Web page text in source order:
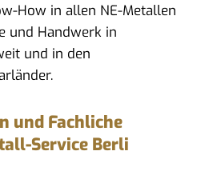
How in allen NE-Metallen
und Handwerk in
und in den
und Fachliche
Service Berli